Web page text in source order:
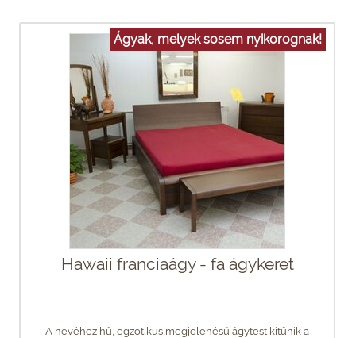
Ágyak, melyek sosem nyikorognak!
Hawaii franciaágy - fa ágykeret
A nevéhez hű, egzotikus megjelenésű ágytest kitűnik a